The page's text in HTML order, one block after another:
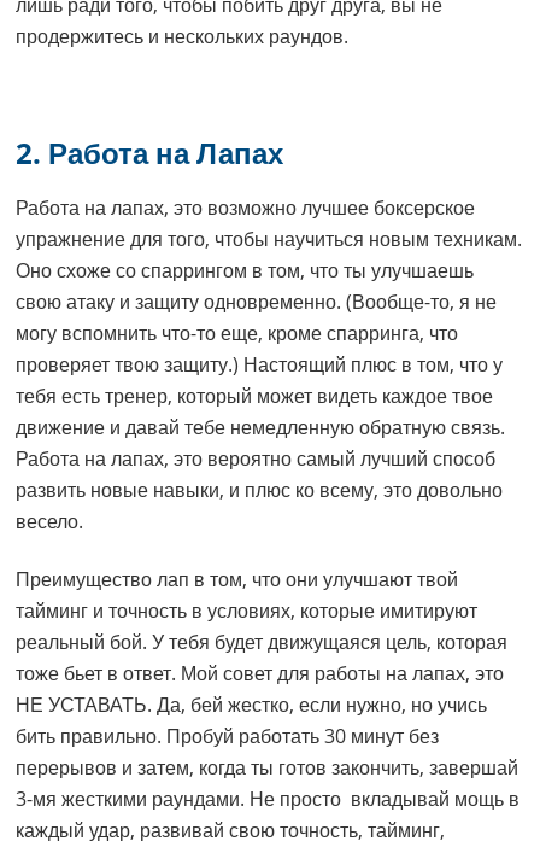
продержитесь и нескольких раундов.
2. Работа на Лапах
Работа на лапах, это возможно лучшее боксерское
упражнение для того, чтобы научиться новым техникам.
Оно схоже со спаррингом в том, что ты улучшаешь
свою атаку и защиту одновременно. (Вообще-то, я не
могу вспомнить что-то еще, кроме спарринга, что
проверяет твою защиту.) Настоящий плюс в том, что у
тебя есть тренер, который может видеть каждое твое
движение и давай тебе немедленную обратную связь.
Работа на лапах, это вероятно самый лучший способ
развить новые навыки, и плюс ко всему, это довольно
весело.
Преимущество лап в том, что они улучшают твой
тайминг и точность в условиях, которые имитируют
реальный бой. У тебя будет движущаяся цель, которая
тоже бьет в ответ. Мой совет для работы на лапах, это
НЕ УСТАВАТЬ. Да, бей жестко, если нужно, но учись
бить правильно. Пробуй работать 30 минут без
перерывов и затем, когда ты готов закончить, завершай
3-мя жесткими раундами. Не просто вкладывай мощь в
каждый удар, развивай свою точность, тайминг,